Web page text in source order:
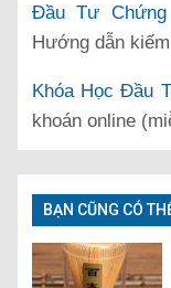
Đầu Tư Chứng
Hướng dẫn
Khóa Học Đầu
khoán online
BẠN CŨNG CÓ